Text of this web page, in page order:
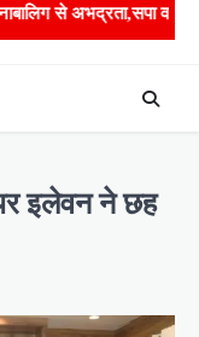
व भाजपा विधायक
इलेवन ने छह